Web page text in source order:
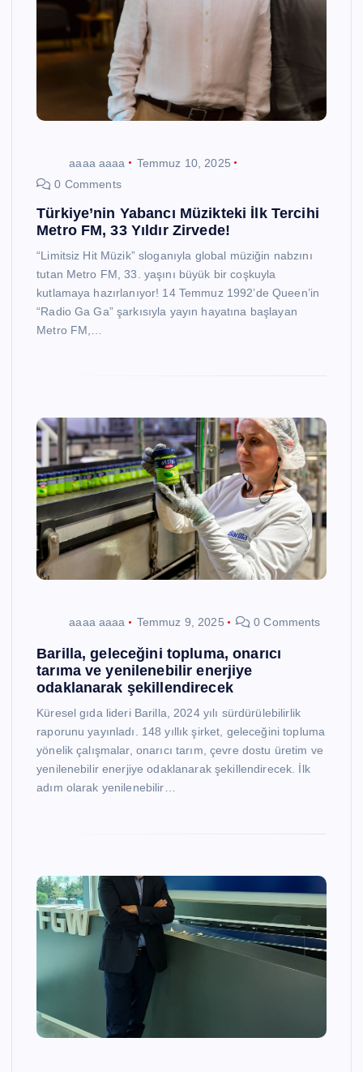
aaaa aaaa
Temmuz 10, 2025
0 Comments
Türkiye’nin Yabancı Müzikteki İlk Tercihi
Metro FM, 33 Yıldır Zirvede!
“Limitsiz Hit Müzik” sloganıyla global müziğin nabzını
tutan Metro FM, 33. yaşını büyük bir coşkuyla
kutlamaya hazırlanıyor! 14 Temmuz 1992’de Queen’in
“Radio Ga Ga” şarkısıyla yayın hayatına başlayan
Metro FM,…
aaaa aaaa Temmuz 9, 2025 0 Comments
Barilla, geleceğini topluma, onarıcı
tarıma ve yenilenebilir enerjiye
odaklanarak şekillendirecek
Küresel gıda lideri Barilla, 2024 yılı sürdürülebilirlik
raporunu yayınladı. 148 yıllık şirket, geleceğini topluma
yönelik çalışmalar, onarıcı tarım, çevre dostu üretim ve
yenilenebilir enerjiye odaklanarak şekillendirecek. İlk
adım olarak yenilenebilir…